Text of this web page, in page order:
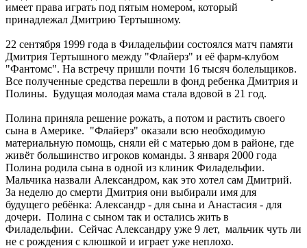
имеет права играть под пятым номером, который
принадлежал Дмитрию Тертышному.
22 сентября 1999 года в Филадельфии состоялся матч памяти
Дмитрия Тертышного между "Флайерз" и её фарм-клубом
"Фантомс". На встречу пришли почти 16 тысяч болельщиков.
Все полученные средства перешли в фонд ребенка Дмитрия и
Полины. Будущая молодая мама стала вдовой в 21 год.
Полина приняла решение рожать, а потом и растить своего
сына в Америке. "Флайерз" оказали всю необходимую
материальную помощь, сняли ей с матерью дом в районе, где
живёт большинство игроков команды. 3 января 2000 года
Полина родила сына в одной из клиник Филадельфии.
Мальчика назвали Александром, как это хотел сам Дмитрий.
За неделю до смерти Дмитрия они выбирали имя для
будущего ребёнка: Александр - для сына и Анастасия - для
дочери. Полина с сыном так и остались жить в
Филадельфии. Сейчас Александру уже 9 лет, мальчик чуть ли
не с рождения с клюшкой и играет уже неплохо.